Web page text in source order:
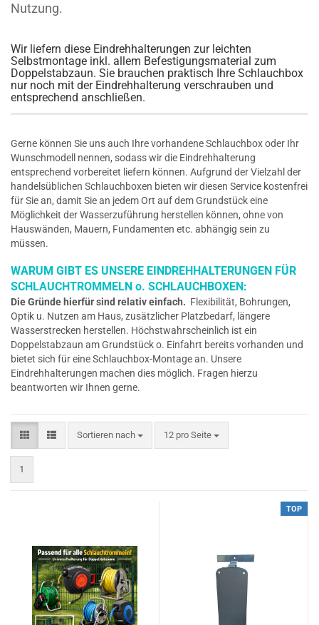
Nutzung.
Wir liefern diese Eindrehhalterungen zur leichten
Selbstmontage inkl. allem Befestigungsmaterial zum
Doppelstabzaun. Sie brauchen praktisch Ihre Schlauchbox
nur noch mit der Eindrehhalterung verschrauben und
entsprechend anschließen.
Gerne können Sie uns auch Ihre vorhandene Schlauchbox oder Ihr
Wunschmodell nennen, sodass wir die Eindrehhalterung
entsprechend vorbereitet liefern können. Aufgrund der Vielzahl der
handelsüblichen Schlauchboxen bieten wir diesen Service kostenfrei
für Sie an, damit Sie an jedem Ort auf dem Grundstück eine
Möglichkeit der Wasserzuführung herstellen können, ohne von
Hauswänden, Mauern, Fundamenten etc. abhängig sein zu
müssen.
WARUM GIBT ES UNSERE EINDREHHALTERUNGEN FÜR
SCHLAUCHTROMMELN o. SCHLAUCHBOXEN:
Die Gründe hierfür sind relativ einfach. Flexibilität, Bohrungen,
Optik u. Nutzen am Haus, zusätzlicher Platzbedarf, längere
Wasserstrecken herstellen. Höchstwahrscheinlich ist ein
Doppelstabzaun am Grundstück o. Einfahrt bereits vorhanden und
bietet sich für eine Schlauchbox-Montage an. Unsere
Eindrehhalterungen machen dies möglich. Fragen hierzu
beantworten wir Ihnen gerne.
Sortieren nach
Sortieren nach 12 pro Seite
pro Seite
1
TOP